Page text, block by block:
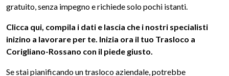
gratuito, senza impegno e richiede solo pochi istanti.
Clicca qui, compila i dati e lascia che i nostri specialisti
inizino a lavorare per te. Inizia ora il tuo Trasloco a
Corigliano-Rossano con il piede giusto.
Se stai pianificando un trasloco aziendale, potrebbe